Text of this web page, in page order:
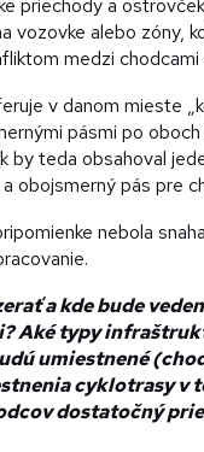
vozovke alebo zóny,
medzi chodcami
v danom mieste
pásmi po oboch
by teda obsahoval
obojsmerný pás pre
nebola
a kde bude
Aké typy
umiestnené
cyklotrasy v
dostatočný